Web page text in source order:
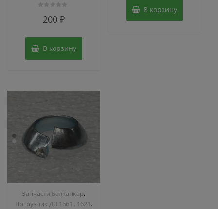
200₽
В корзину
В корзину
Запчасти Балканкар,
Погрузчик ДВ 1661 , 1621,